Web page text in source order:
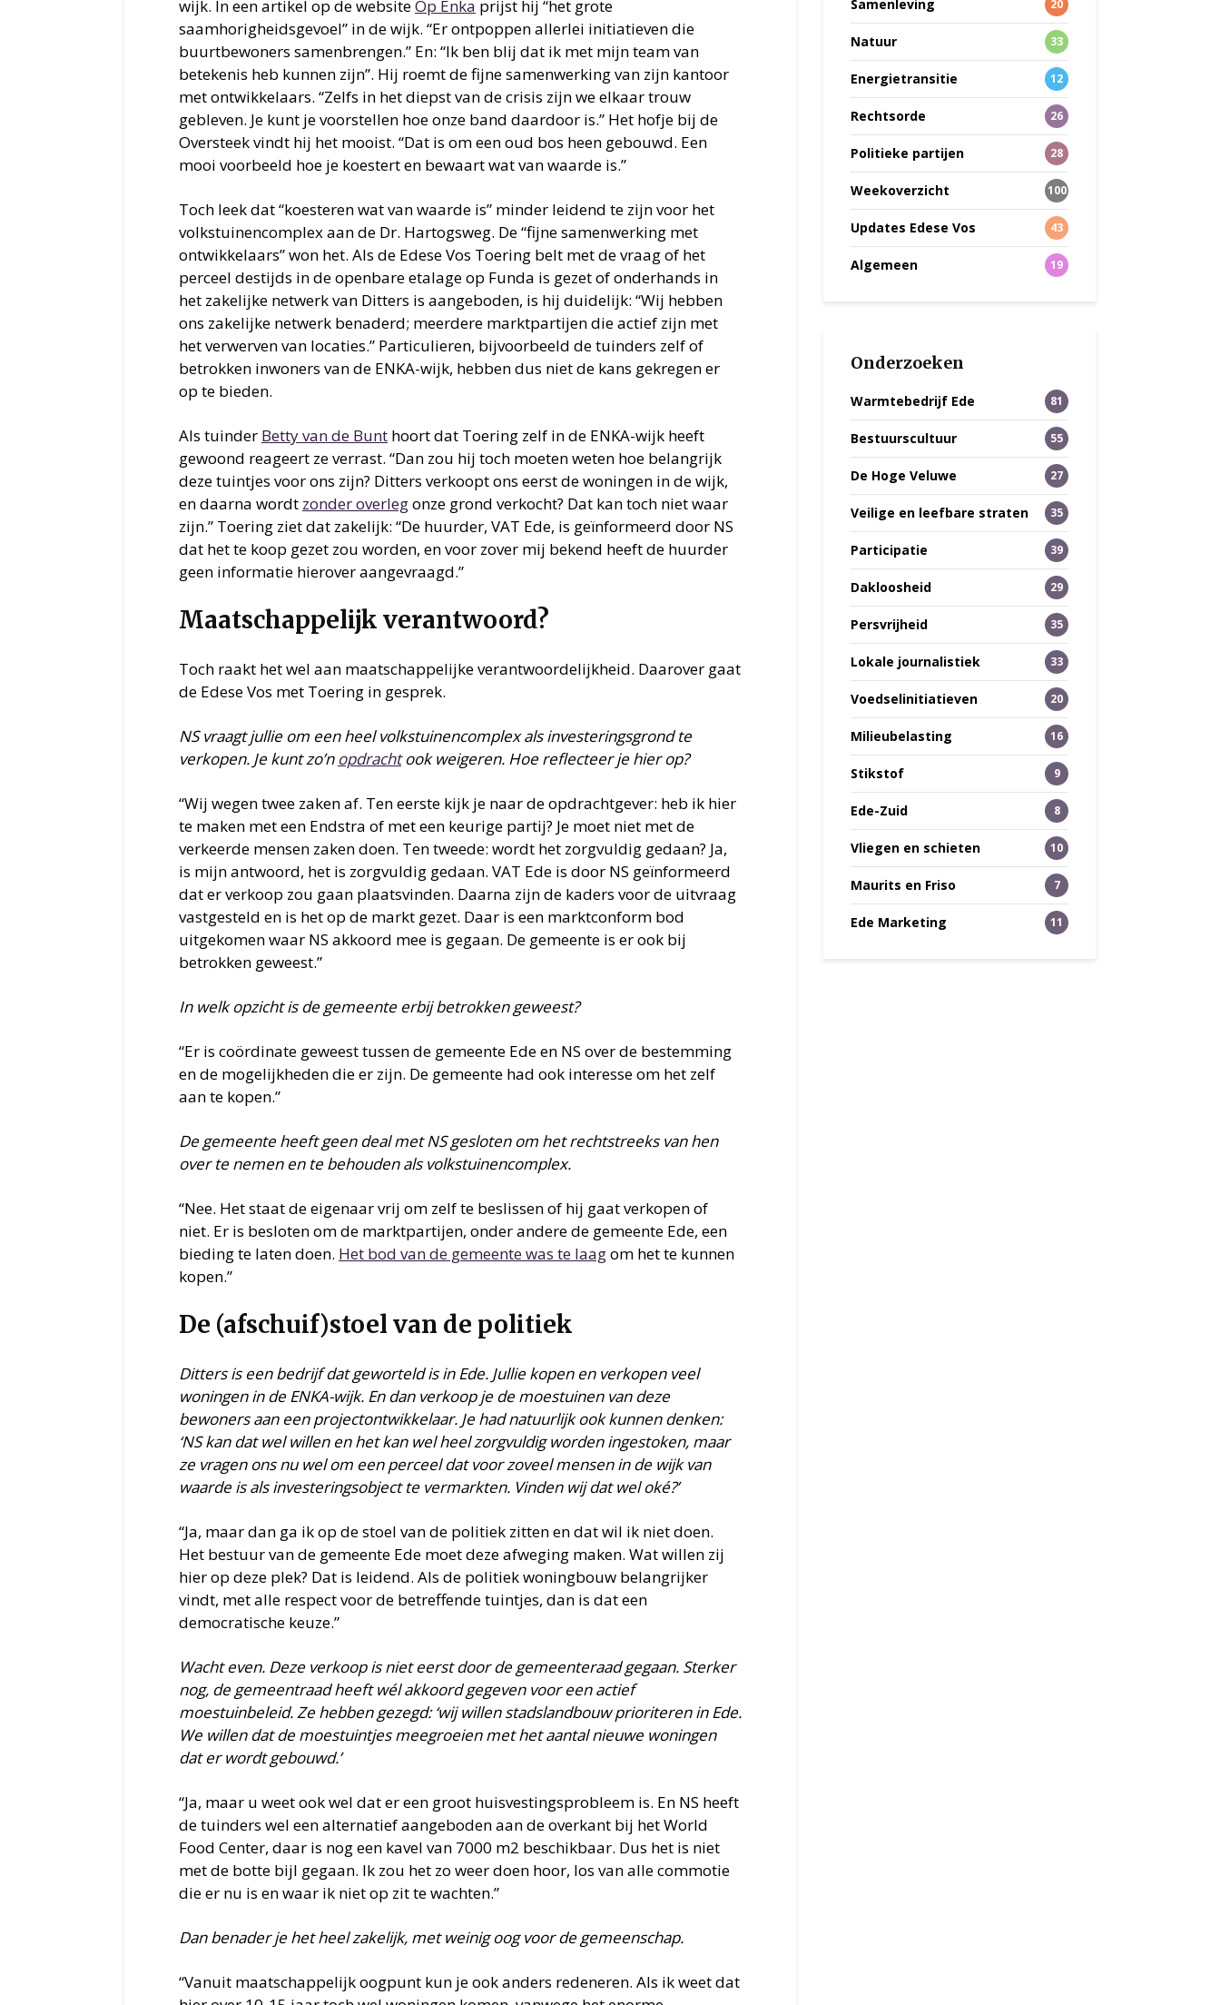
wijk. In een artikel op de websiteOp Enka prijst hij “het grote
saamhorigheidsgevoel” in de wijk. “Er ontpoppen allerlei initiatieven die
buurtbewoners samenbrengen.” En: “Ik ben blij dat ik met mijn team van
betekenis heb kunnen zijn”. Hij roemt de fijne samenwerking van zijn kantoor
met ontwikkelaars. “Zelfs in het diepst van de crisis zijn we elkaar trouw
gebleven. Je kunt je voorstellen hoe onze band daardoor is.” Het hofje bij de
Oversteek vindt hij het mooist. “Dat is om een oud bos heen gebouwd. Een
mooi voorbeeld hoe je koestert en bewaart wat van waarde is.”
Toch leek dat “koesteren wat van waarde is” minder leidend te zijn voor het
volkstuinencomplex aan de Dr. Hartogsweg. De “fijne samenwerking met
ontwikkelaars” won het. Als de Edese Vos Toering belt met de vraag of het
perceel destijds in de openbare etalage op Funda is gezet of onderhands in
het zakelijke netwerk van Ditters is aangeboden, is hij duidelijk: “Wij hebben
ons zakelijke netwerk benaderd; meerdere marktpartijen die actief zijn met
het verwerven van locaties.” Particulieren, bijvoorbeeld de tuinders zelf of
betrokken inwoners van de ENKA-wijk, hebben dus niet de kans gekregen er
op te bieden.
Als tuinder Betty van de Bunt hoort dat Toering zelf in de ENKA-wijk heeft
gewoond reageert ze verrast. “Dan zou hij toch moeten weten hoe belangrijk
deze tuintjes voor ons zijn? Ditters verkoopt ons eerst de woningen in de wijk,
en daarna wordt zonder overlegonze grond verkocht? Dat kan toch niet waar
zijn.” Toering ziet dat zakelijk: “De huurder, VAT Ede, is geïnformeerd door NS
dat het te koop gezet zou worden, en voor zover mij bekend heeft de huurder
geen informatie hierover aangevraagd.”
Maatschappelijk verantwoord?
Toch raakt het wel aan maatschappelijke verantwoordelijkheid. Daarover gaat
de Edese Vos met Toering in gesprek.
NS vraagt jullie om een heel volkstuinencomplex als investeringsgrond te
verkopen. Je kunt zo’n opdrachtook weigeren. Hoe reflecteer je hier op?
“Wij wegen twee zaken af. Ten eerste kijk je naar de opdrachtgever: heb ik hier
te maken met een Endstra of met een keurige partij? Je moet niet met de
verkeerde mensen zaken doen. Ten tweede: wordt het zorgvuldig gedaan? Ja,
is mijn antwoord, het is zorgvuldig gedaan. VAT Ede is door NS geïnformeerd
dat er verkoop zou gaan plaatsvinden. Daarna zijn de kaders voor de uitvraag
vastgesteld en is het op de markt gezet. Daar is een marktconform bod
uitgekomen waar NS akkoord mee is gegaan. De gemeente is er ook bij
betrokken geweest.”
In welk opzicht is de gemeente erbij betrokken geweest?
“Er is coördinate geweest tussen de gemeente Ede en NS over de bestemming
en de mogelijkheden die er zijn. De gemeente had ook interesse om het zelf
aan te kopen.”
De gemeente heeft geen deal met NS gesloten om het rechtstreeks van hen
over te nemen en te behouden als volkstuinencomplex.
“Nee. Het staat de eigenaar vrij om zelf te beslissen of hij gaat verkopen of
niet. Er is besloten om de marktpartijen, onder andere de gemeente Ede, een
bieding te laten doen. Het bod van de gemeente was te laagom het te kunnen
kopen.”
De (afschuif)stoel van de politiek
Ditters is een bedrijf dat geworteld is in Ede. Jullie kopen en verkopen veel
woningen in de ENKA-wijk. En dan verkoop je de moestuinen van deze
bewoners aan een projectontwikkelaar. Je had natuurlijk ook kunnen denken:
‘NS kan dat wel willen en het kan wel heel zorgvuldig worden ingestoken, maar
ze vragen ons nu wel om een perceel dat voor zoveel mensen in de wijk van
waarde is als investeringsobject te vermarkten. Vinden wij dat wel oké?’
“Ja, maar dan ga ik op de stoel van de politiek zitten en dat wil ik niet doen.
Het bestuur van de gemeente Ede moet deze afweging maken. Wat willen zij
hier op deze plek? Dat is leidend. Als de politiek woningbouw belangrijker
vindt, met alle respect voor de betreffende tuintjes, dan is dat een
democratische keuze.”
Wacht even. Deze verkoop is niet eerst door de gemeenteraad gegaan. Sterker
nog, de gemeentraad heeft wél akkoord gegeven voor een actief
moestuinbeleid. Ze hebben gezegd: ‘wij willen stadslandbouw prioriteren in Ede.
We willen dat de moestuintjes meegroeien met het aantal nieuwe woningen
dat er wordt gebouwd.’
“Ja, maar u weet ook wel dat er een groot huisvestingsprobleem is. En NS heeft
de tuinders wel een alternatief aangeboden aan de overkant bij het World
Food Center, daar is nog een kavel van 7000 m2 beschikbaar. Dus het is niet
met de botte bijl gegaan. Ik zou het zo weer doen hoor, los van alle commotie
die er nu is en waar ik niet op zit te wachten.”
Dan benader je het heel zakelijk, met weinig oog voor de gemeenschap.
“Vanuit maatschappelijk oogpunt kun je ook anders redeneren. Als ik weet dat
Samenleving 20
Natuur 33
Energietransitie 12
Rechtsorde 26
Politieke partijen 28
Weekoverzicht 100
Updates Edese Vos 43
Algemeen 19
Onderzoeken
Warmtebedrijf Ede 81
Bestuurscultuur 55
De Hoge Veluwe 27
Veilige en leefbare straten 35
Participatie 39
Dakloosheid 29
Persvrijheid 35
Lokale journalistiek 33
Voedselinitiatieven 20
Milieubelasting 16
Stikstof 9
Ede-Zuid 8
Vliegen en schieten 10
Maurits en Friso 7
Ede Marketing 11